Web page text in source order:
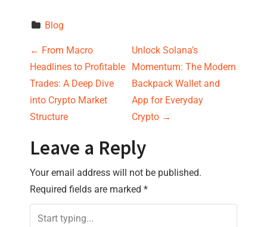
Blog
P
o
s
t
n
a
v
← From Macro
Headlines to Profitable
Trades: A Deep Dive
into Crypto Market
Structure
Unlock Solana’s
Momentum: The Modern
Backpack Wallet and
App for Everyday
Crypto →
Leave a Reply
Your email address will not be published.
Required fields are marked *